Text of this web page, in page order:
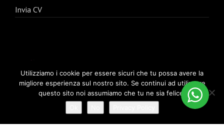
Invia CV
Corso Italia 369, Quarto
Utilizziamo i cookie per essere sicuri che tu possa avere la
migliore esperienza sul nostro sito. Se continui ad utilizzare
questo sito noi assumiamo che tu ne sia felice.